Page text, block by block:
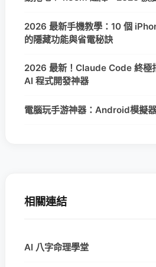
2026 最新手機教學：10 個
的隱藏功能與省電秘訣
2026 最新！Claude Code 終極
AI 程式開發神器
電腦玩手游神器：Android模擬
相關連結
AI 八字命理學堂